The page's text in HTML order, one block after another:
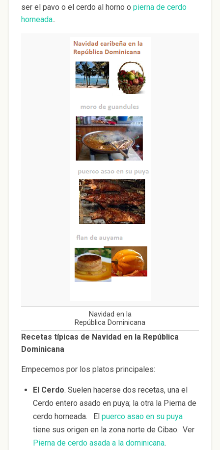
ser el pavo o el cerdo al horno o pierna de cerdo
horneada..
Navidad en la
República Dominicana
Recetas típicas de Navidad en la República
Dominicana
Empecemos por los platos principales:
El Cerdo. Suelen hacerse dos recetas, una el
Cerdo entero asado en puya; la otra la Pierna de
cerdo horneada. El puerco asao en su puya
tiene sus origen en la zona norte de Cibao. Ver
Pierna de cerdo asada a la dominicana.